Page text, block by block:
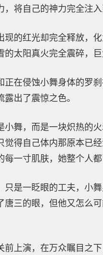
将自己的神力完全注入
现的红光却完全释放，
太阳真火完全震碎，
在侵蚀小舞身体的罗
出了震惊之色。
小舞，而是一块炽热的
觉得自己体内那原本已
一寸肌肤，她整个人都
只是一眨眼的工夫，小
唐三的眼，但他又怎么
前上演，在万众瞩目之